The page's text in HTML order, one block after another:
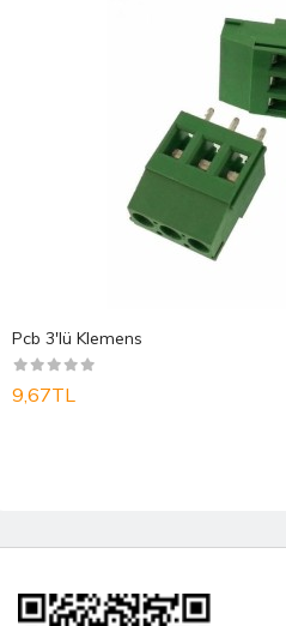
Pcb 3'lü Klemens
9,67TL